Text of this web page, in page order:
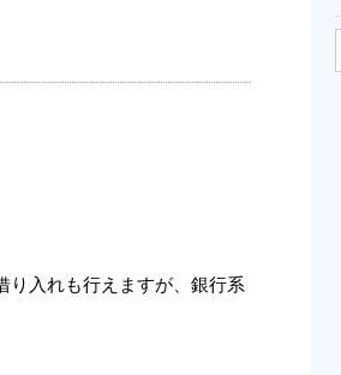
り入れも行えますが、銀行系